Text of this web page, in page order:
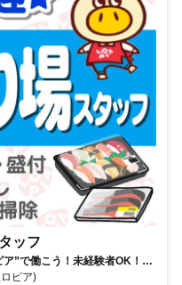
ッフ
”で働こう！未経験者OK！学
ピア)